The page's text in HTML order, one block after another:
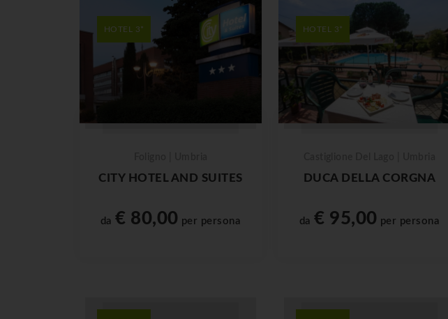
HOTEL 3*
CITY HOTEL AND SUITES
da€ 80,00 per persona
HOTEL 3*
DUCA DELLA CORGNA
da€ 95,00 per persona